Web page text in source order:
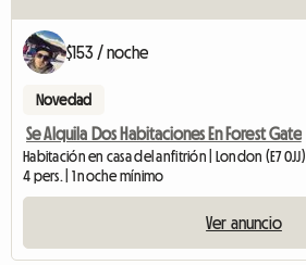
$153 / noche
Novedad
Se Alquila Dos Habitaciones En Forest Gate
Habitación en casa del anfitrión | London (E7 0JJ)
4 pers. | 1 noche mínimo
Ver anuncio